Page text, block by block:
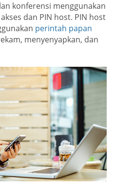
konferensi menggunakan
dan PIN host. PIN host
perintah papan
menyenyapkan, dan